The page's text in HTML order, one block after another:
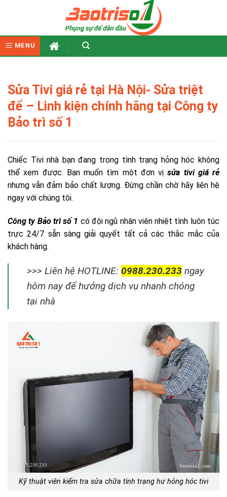
MENU
Sửa Tivi giá rẻ tại Hà Nội- Sửa triệt
để – Linh kiện chính hãng tại Công ty
Bảo trì số 1
Chiếc Tivi nhà bạn đang trong tình trạng hỏng hóc không
thể xem được. Bạn muốn tìm một đơn vịsửa tivi giá rẻ
nhưng vẫn đảm bảo chất lượng. Đừng chần chờ hãy liên hệ
ngay với chúng tôi.
Công ty Bảo trì số 1 có đội ngũ nhân viên nhiệt tình luôn túc
trực 24/7 sẵn sàng giải quyết tất cả các thắc mắc của
khách hàng.
>>> Liên hệ HOTLINE: 0988.230.233 ngay
hôm nay để hưởng dịch vụ nhanh chóng
tại nhà
Kỹ thuật viên kiểm tra sửa chữa tình trạng hư hỏng hóc tivi